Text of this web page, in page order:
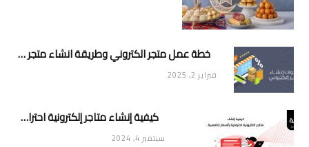
خطة عمل متجر الكتروني وطريقة انشاء متجر خاص ناجح ومميز
فبراير 2, 2025
كيفية إنشاء متاجر إلكترونية احترافية بأسعار تنافسية
سبتمبر 4, 2024